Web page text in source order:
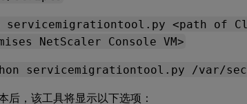
servicemigrationtool.py <path of
NetScaler Console VM>
servicemigrationtool.py /var/
后，该工具将显示以下选项：